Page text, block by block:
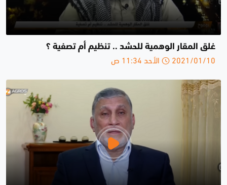
غلق المقار الوهمية للحشد .. تنظيم أم تصفية ؟
2021/01/10 الأحد 11:34 ص